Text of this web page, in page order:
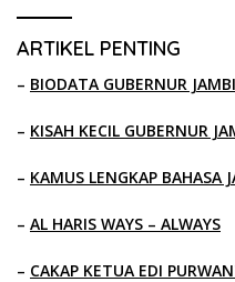
ARTIKEL PENTING
– BIODATA GUBERNUR
– KISAH KECIL GUBERNUR
– KAMUS LENGKAP BAHASA
– AL HARIS WAYS – ALWAYS
– CAKAP KETUA EDI